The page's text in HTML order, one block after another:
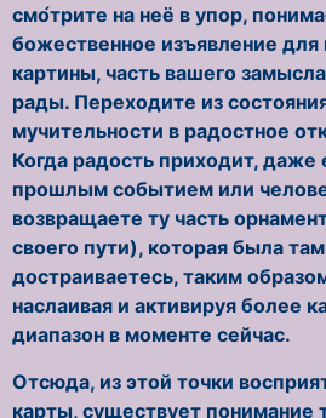
смо́трите на неё в упор,
божественное изъявление для
картины, часть вашего
рады. Переходите из
мучительности в радостное
Когда радость приходит, даже
прошлым событием или
возвращаете ту часть
своего пути), которая была
достраиваетесь, таким
наслаивая и активируя более
диапазон в моменте сейчас.
Отсюда, из этой точки
карты, существует понимание